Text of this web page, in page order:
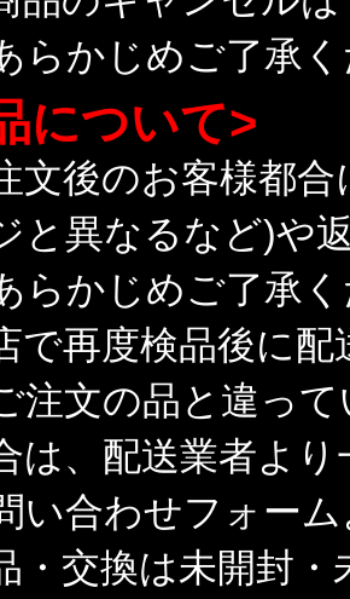
らかじめご了承
について>
文後のお客様都
と異なるなど)や
らかじめご了承
で再度検品後に
注文の品と違っ
は、配送業者よ
い合わせフォー
・交換は未開封